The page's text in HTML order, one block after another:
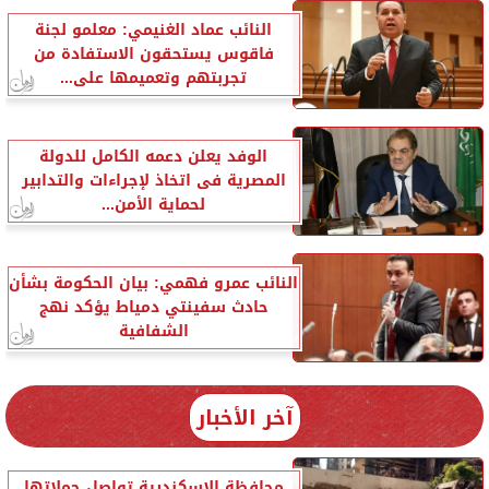
النائب عماد الغنيمي: معلمو لجنة
فاقوس يستحقون الاستفادة من
تجربتهم وتعميمها على...
الوفد يعلن دعمه الكامل للدولة
المصرية فى اتخاذ لإجراءات والتدابير
لحماية الأمن...
النائب عمرو فهمي: بيان الحكومة بشأن
حادث سفينتي دمياط يؤكد نهج
الشفافية
آخر الأخبار